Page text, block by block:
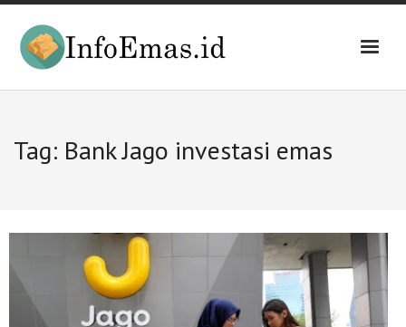
Skip
content
Tag: Bank Jago investasi emas